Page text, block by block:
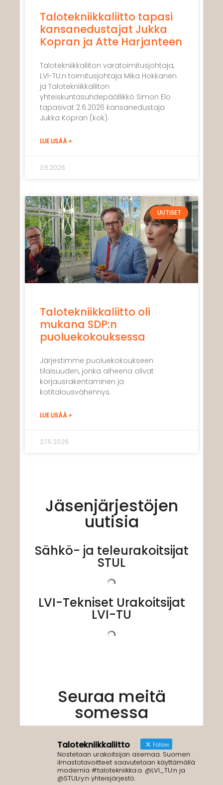
Talotekniikkaliitto tapasi
kansanedustajat Jukka
Kopran ja Atte Harjanteen
Talotekniikkaliiton varatoimitusjohtaja,
LVI-TU:n toimitusjohtaja Mika Hokkanen
ja Talotekniikkaliiton
yhteiskuntasuhdepäällikkö Simon Elo
tapasivat 2.6.2026 kansanedustaja
Jukka Kopran (kok).
LUE LISÄÄ »
3.6.2026
UUTISET
Talotekniikkaliitto oli
mukana SDP:n
puoluekokouksessa
Järjestimme puoluekokoukseen
tilaisuuden, jonka aiheena olivat
korjausrakentaminen ja
kotitalousvähennys.
LUE LISÄÄ »
27.5.2026
Jäsenjärjestöjen
uutisia
Sähkö- ja teleurakoitsijat
STUL
LVI-Tekniset Urakoitsijat
LVI-TU
Seuraa meitä
somessa
Talotekniikkaliitto Follow
Nostetaan urakoitsijan asemaa. Suomen
ilmastotavoitteet saavutetaan käyttämällä
modernia #talotekniikka:a. @LVI_TU:n ja
@STULry:n yhteisjärjestö.